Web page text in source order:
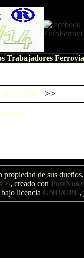
Trabajadores
02-2016 >>
notas
de sus
®, creado con
licencia GNU/GPL,